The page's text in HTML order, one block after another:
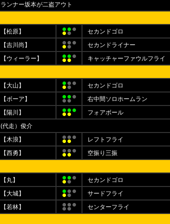
ランナー坂本が二盗アウト
【松原】
セカンドゴロ
【吉川尚】
セカンドライナー
【ウィーラー】
キャッチャーファウルフライ
【大山】
セカンドゴロ
【ボーア】
右中間ソロホームラン
【陽川】
フォアボール
(代走）俊介
【木浪】
レフトフライ
【西勇】
空振り三振
【丸】
セカンドゴロ
【大城】
サードフライ
【若林】
センターフライ